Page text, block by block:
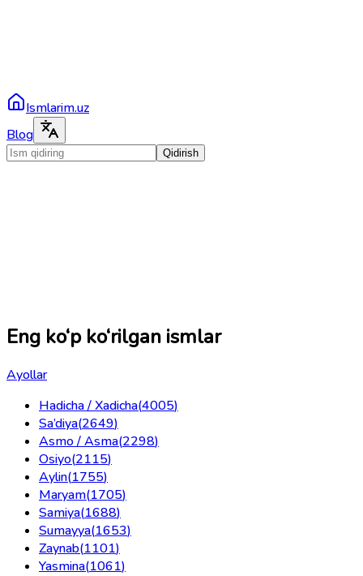
Ismlarim.uz
Blog
Qidirish
Eng ko‘p ko‘rilgan ismlar
Ayollar
Hadicha / Xadicha(4005)
Sa’diya(2649)
Asmo / Asma(2298)
Osiyo(2115)
Aylin(1755)
Maryam(1705)
Samiya(1688)
Sumayya(1653)
Zaynab(1101)
Yasmina(1061)